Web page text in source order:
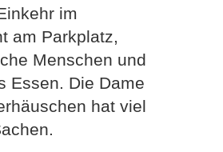
im
am Parkplatz,
Menschen und
Essen. Die Dame
hat viel